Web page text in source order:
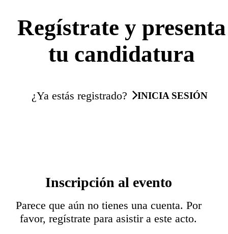
Regístrate y presenta
tu candidatura
¿Ya estás registrado? INICIA SESIÓN
Inscripción al evento
Parece que aún no tienes una cuenta. Por
favor, regístrate para asistir a este acto.